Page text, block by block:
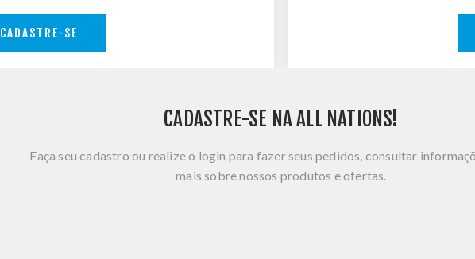
CADASTRE-SE
CADASTRE-SE NA ALL NATIONS!
Faça seu cadastro ou realize o login para fazer seus pedidos, consultar
mais sobre nossos produtos e ofertas.